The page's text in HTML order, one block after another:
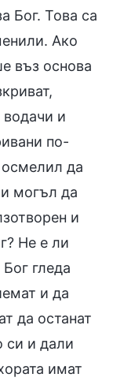
Бог. Това са
Ако
въз основа
водачи и
по-
да
могъл да
и
Не е ли
гледа
и да
да останат
си и дали
имат